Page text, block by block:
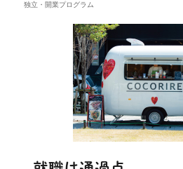
独立・開業プログラム